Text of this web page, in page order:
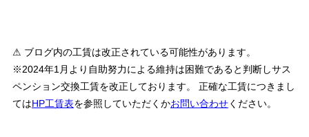
⚠ ブログ内の工賃は改正されている可能性があります。
※2024年1月より自助努力による維持は困難であると判断しサス
ペンション交換工賃を改正しております。 正確な工賃につきまし
てはHP工賃表を参照していただくかお問い合わせください。